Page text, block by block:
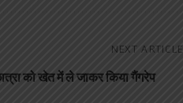
NEXT ARTICLE
को खेत में ले जाकर किया गैंगरेप